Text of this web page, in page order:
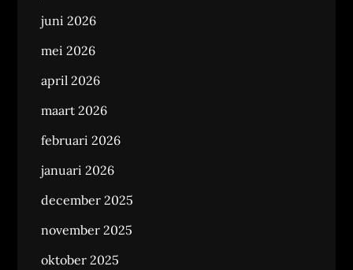
juni 2026
mei 2026
april 2026
maart 2026
februari 2026
januari 2026
december 2025
november 2025
oktober 2025